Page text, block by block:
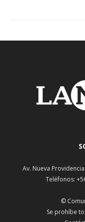
Av. Nueva
Teléfonos:
©
Se prohíbe